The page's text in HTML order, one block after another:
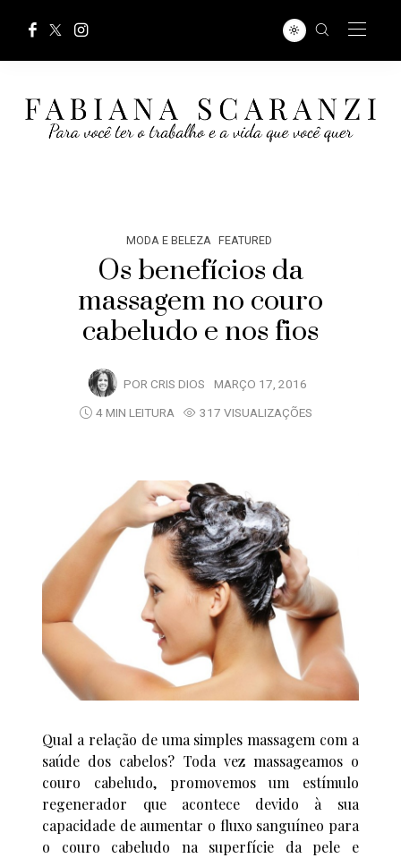
MODA E BELEZA FEATURED
Os benefícios da
massagem no couro
cabeludo e nos fios
POR CRIS DIOS MARÇO 17, 2016
4 MIN LEITURA
317 VISUALIZAÇÕES
Qual a relação de uma simples massagem com a
saúde dos cabelos? Toda vez massageamos o
couro cabeludo, promovemos um estímulo
regenerador que acontece devido à sua
capacidade de aumentar o fluxo sanguíneo para
o couro cabeludo na superfície da pele e